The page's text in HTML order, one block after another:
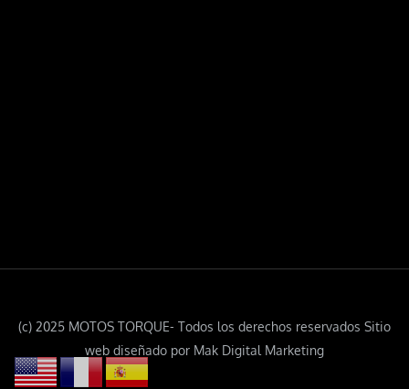
(c) 2025 MOTOS TORQUE- Todos los derechos reservados Sitio
web diseñado por Mak Digital Marketing